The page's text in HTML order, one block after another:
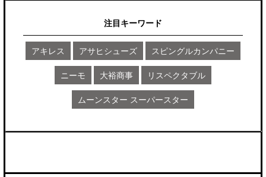
注目キーワード
アキレス アサヒシューズ スピングルカンパニー
ニーモ 大裕商事 リスペクタブル
ムーンスター スーパースター